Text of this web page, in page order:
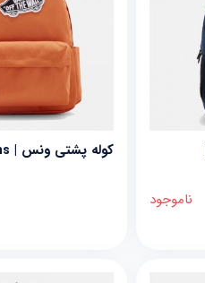
ناموجود
کوله پشتی ونس | Vans